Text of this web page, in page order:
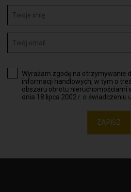
Wyrażam zgodę na otrzymywanie
informacji handlowych, w tym o
obszaru obrotu nieruchomościami
dnia 18 lipca 2002 r. o świadczeniu
ZAPISZ